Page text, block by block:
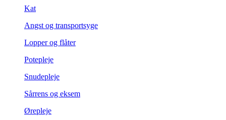
Kat
Angst og transportsyge
Lopper og flåter
Potepleje
Snudepleje
Sårrens og eksem
Ørepleje